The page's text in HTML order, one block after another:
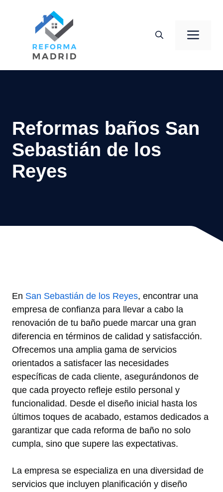
contenido
Reformas baños San
Sebastián de los
Reyes
En San Sebastián de los Reyes, encontrar una
empresa de confianza para llevar a cabo la
renovación de tu baño puede marcar una gran
diferencia en términos de calidad y satisfacción.
Ofrecemos una amplia gama de servicios
orientados a satisfacer las necesidades
específicas de cada cliente, asegurándonos de
que cada proyecto refleje estilo personal y
funcionalidad. Desde el diseño inicial hasta los
últimos toques de acabado, estamos dedicados a
garantizar que cada reforma de baño no solo
cumpla, sino que supere las expectativas.
La empresa se especializa en una diversidad de
servicios que incluyen planificación y diseño